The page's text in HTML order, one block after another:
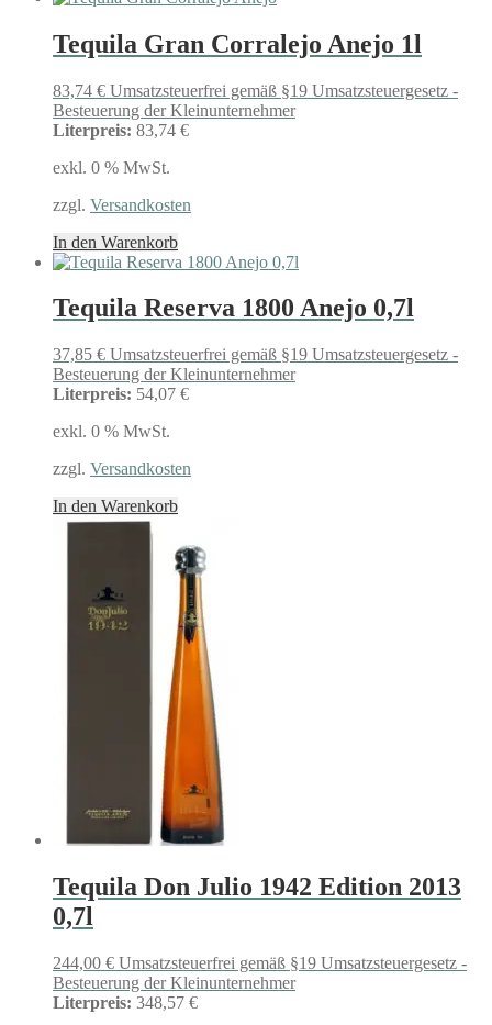
Tequila Gran Corralejo Anejo 1l
83,74 € Umsatzsteuerfrei gemäß §19 Umsatzsteuergesetz -
Besteuerung der Kleinunternehmer
Literpreis: 83,74 €
exkl. 0 % MwSt.
zzgl. Versandkosten
In den Warenkorb
Tequila Reserva 1800 Anejo 0,7l
37,85 € Umsatzsteuerfrei gemäß §19 Umsatzsteuergesetz -
Besteuerung der Kleinunternehmer
Literpreis: 54,07 €
exkl. 0 % MwSt.
zzgl. Versandkosten
In den Warenkorb
Tequila Don Julio 1942 Edition 2013
0,7l
244,00 € Umsatzsteuerfrei gemäß §19 Umsatzsteuergesetz -
Besteuerung der Kleinunternehmer
Literpreis: 348,57 €